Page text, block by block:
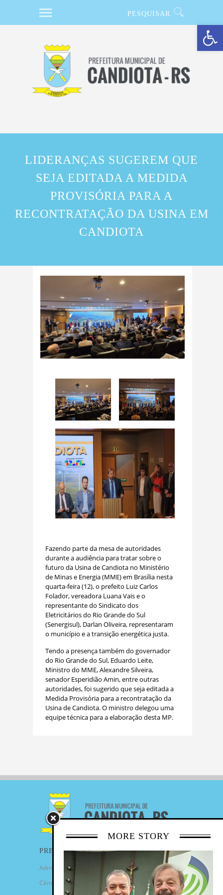
Barra de Ferramentas Aberta
LIDERANÇAS SUGEREM QUE
SEJA EDITADA A MEDIDA
PROVISÓRIA PARA A
RECONTRATAÇÃO DA USINA EM
CANDIOTA
Fazendo parte da mesa de autoridades
durante a audiência para tratar sobre o
futuro da Usina de Candiota no Ministério
de Minas e Energia (MME) em Brasília nesta
quarta-feira (12), o prefeito Luiz Carlos
Folador, vereadora Luana Vais e o
representante do Sindicato dos
Eletricitários do Rio Grande do Sul
(Senergisul), Darlan Oliveira, representaram
o município e a transição energética justa.
Tendo a presença também do governador
do Rio Grande do Sul, Eduardo Leite,
Ministro do MME, Alexandre Silveira,
senador Esperidião Amin, entre outras
autoridades, foi sugerido que seja editada a
Medida Provisória para a recontratação da
Usina de Candiota. O ministro delegou uma
equipe técnica para a elaboração desta MP.
MORE STORY
PREFEITURA
Administração Municipal
Câmara de Vereadores